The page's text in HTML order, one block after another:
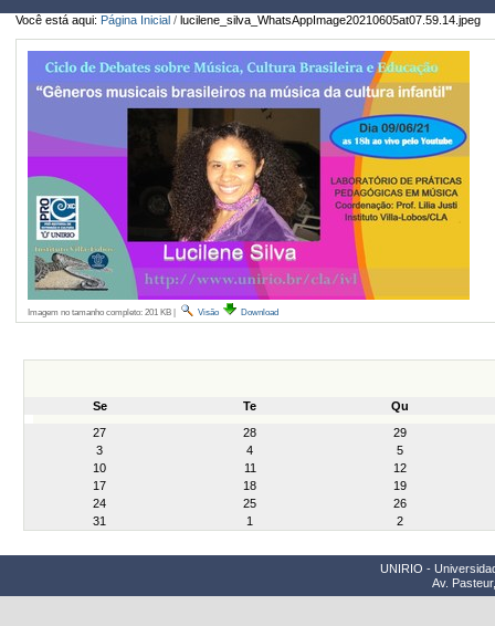
Você está aqui: Página Inicial / lucilene_silva_WhatsAppImage20210605at07.59.14.jpeg
Imagem no tamanho completo: 201 KB| Visão Download
Se Te
Qu
27
28
29
3
4
5
10
11
12
17
18
19
24
25
26
31
1 2
UNIRIO -
Av.